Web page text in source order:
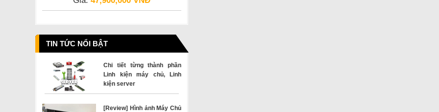
TIN TỨC NỔI BẬT
Chi tiết từng thành phần
Linh kiện máy chủ, Linh
kiện server
[Review] Hình ảnh Máy Chủ